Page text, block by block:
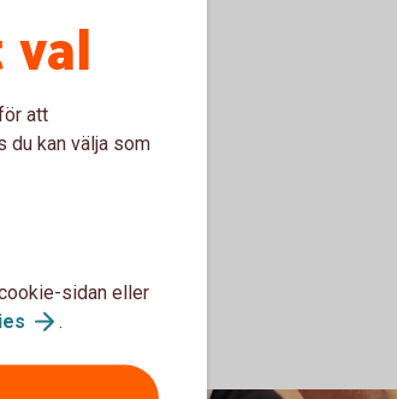
att
du kan välja som
sidan eller
.